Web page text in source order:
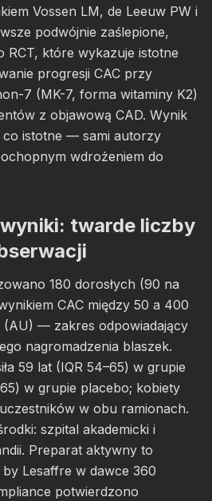
Vossen LM, de Leeuw PW i
podwójnie zaślepione,
RCT, które wykazuje istotne
progresji CAC przy
7 (MK-7, forma witaminy K2)
z objawową CAD. Wynik
istotne — sami autorzy
wdrożeniem do
twarde liczby
180 dorosłych (90 na
CAC między 50 a 400
(AU) — zakres odpowiadający
nagromadzenia blaszek.
59 lat (IQR 54–65) w grupie
w grupie placebo; kobiety
w obu ramionach.
szpital akademicki i
Preparat aktywny to
Lesaffre w dawce 360
potwierdzono